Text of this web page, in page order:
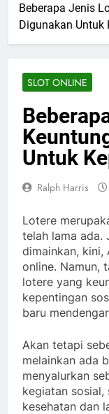
Beberapa Jenis
Digunakan Untuk
SLOT ONLINE
Untuk
Ralph Harris
Lotere
telah lama ada.
dimainkan, kini,
online. Namun,
lotere yang
kepentingan
baru
Akan tetapi
melainkan ada
menyalurkan
kegiatan sosial,
kesehatan dan